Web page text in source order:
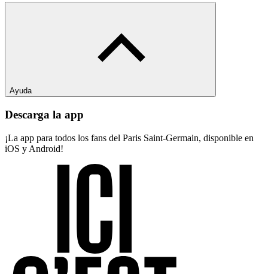
Ayuda
Descarga la app
¡La app para todos los fans del Paris Saint-Germain, disponible en
iOS y Android!